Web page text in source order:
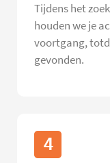
Tijdens het
houden we je
voortgang,
gevonden.
4